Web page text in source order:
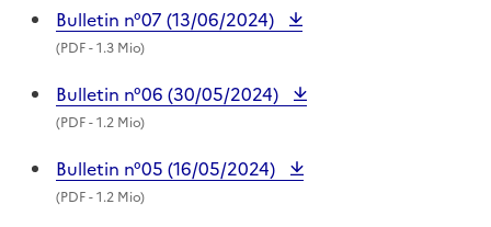
Bulletin n°07 (13/06/2024)
(PDF- 1.3 Mio)
Bulletin n°06 (30/05/2024)
(PDF- 1.2 Mio)
Bulletin n°05 (16/05/2024)
(PDF- 1.2 Mio)